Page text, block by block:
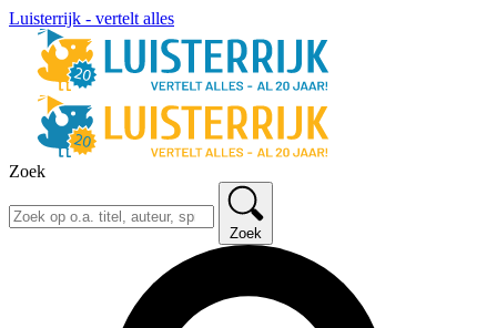
Luisterrijk - vertelt alles
Zoek
Zoek